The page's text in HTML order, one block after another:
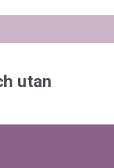
utan